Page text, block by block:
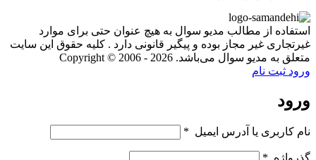
استفاده از مطالب مدیو سوال به هیچ عنوان حتی برای موارد
غیرتجاری غیر مجاز بوده و پیگیر قانونی دارد . کلیه حقوق این سایت
متعلق به مدیو سوال می‌باشد. Copyright © 2006 - 2026
ورود ثبت نام
ورود
نام کاربری یا آدرس ایمیل *